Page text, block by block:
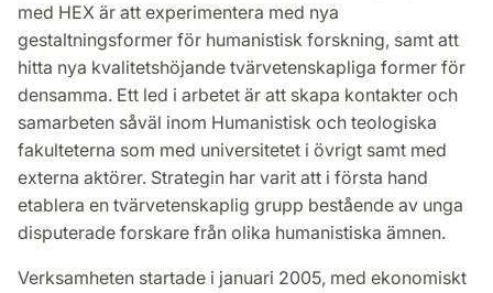
med HEX är att experimentera med nya
gestaltningsformer för humanistisk forskning, samt att
hitta nya kvalitetshöjande tvärvetenskapliga former för
densamma. Ett led i arbetet är att skapa kontakter och
samarbeten såväl inom Humanistisk och teologiska
fakulteterna som med universitetet i övrigt samt med
externa aktörer. Strategin har varit att i första hand
etablera en tvärvetenskaplig grupp bestående av unga
disputerade forskare från olika humanistiska ämnen.
Verksamheten startade i januari 2005, med ekonomiskt